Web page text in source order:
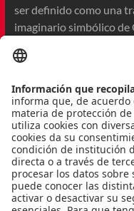
ser definido como una
imaginario simbólico de
de fuga, seres que